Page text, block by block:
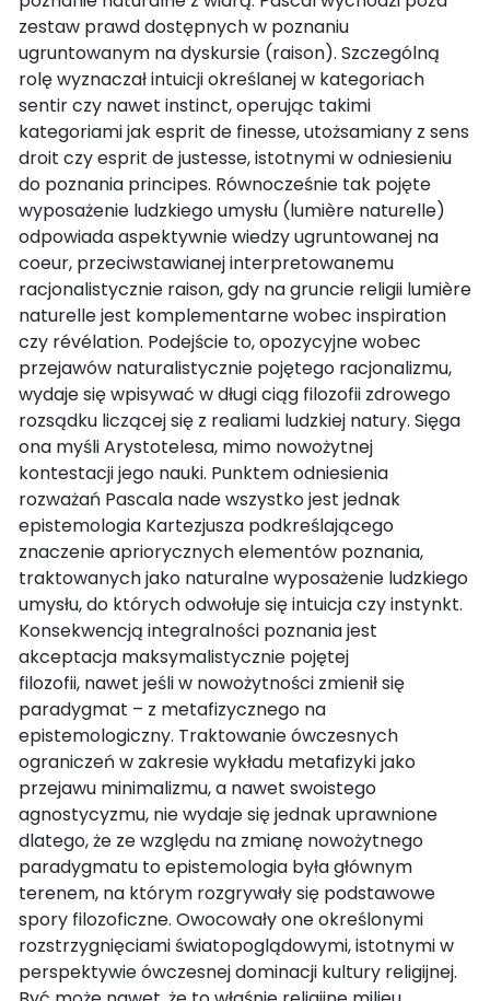
zestaw prawd dostępnych w poznaniu
ugruntowanym na dyskursie (raison). Szczególną
rolę wyznaczał intuicji określanej w kategoriach
sentir czy nawet instinct, operując takimi
kategoriami jak esprit de finesse, utożsamiany z sens
droit czy esprit de justesse, istotnymi w odniesieniu
do poznania principes. Równocześnie tak pojęte
wyposażenie ludzkiego umysłu (lumière naturelle)
odpowiada aspektywnie wiedzy ugruntowanej na
coeur, przeciwstawianej interpretowanemu
racjonalistycznie raison, gdy na gruncie religii lumière
naturelle jest komplementarne wobec inspiration
czy révélation. Podejście to, opozycyjne wobec
przejawów naturalistycznie pojętego racjonalizmu,
wydaje się wpisywać w długi ciąg filozofii zdrowego
rozsądku liczącej się z realiami ludzkiej natury. Sięga
ona myśli Arystotelesa, mimo nowożytnej
kontestacji jego nauki. Punktem odniesienia
rozważań Pascala nade wszystko jest jednak
epistemologia Kartezjusza podkreślającego
znaczenie apriorycznych elementów poznania,
traktowanych jako naturalne wyposażenie ludzkiego
umysłu, do których odwołuje się intuicja czy instynkt.
Konsekwencją integralności poznania jest
akceptacja maksymalistycznie pojętej
filozofii, nawet jeśli w nowożytności zmienił się
paradygmat – z metafizycznego na
epistemologiczny. Traktowanie ówczesnych
ograniczeń w zakresie wykładu metafizyki jako
przejawu minimalizmu, a nawet swoistego
agnostycyzmu, nie wydaje się jednak uprawnione
dlatego, że ze względu na zmianę nowożytnego
paradygmatu to epistemologia była głównym
terenem, na którym rozgrywały się podstawowe
spory filozoficzne. Owocowały one określonymi
rozstrzygnięciami światopoglądowymi, istotnymi w
perspektywie ówczesnej dominacji kultury religijnej.